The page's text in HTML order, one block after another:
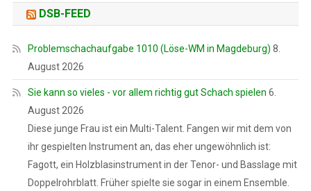
DSB-FEED
Problemschachaufgabe 1010 (Löse-WM in Magdeburg) 8.
August 2026
Sie kann so vieles - vor allem richtig gut Schach spielen 6.
August 2026
Diese junge Frau ist ein Multi-Talent. Fangen wir mit dem von
ihr gespielten Instrument an, das eher ungewöhnlich ist:
Fagott, ein Holzblasinstrument in der Tenor- und Basslage mit
Doppelrohrblatt. Früher spielte sie sogar in einem Ensemble.